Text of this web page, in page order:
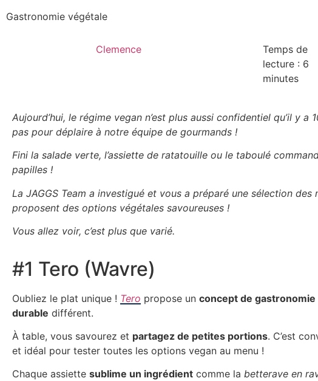
Gastronomie végétale
Clemence
Temps de
lecture : 6
minutes
Aujourd’hui, le régime vegan n’est plus aussi confidentiel qu’il y
pas pour déplaire à notre équipe de gourmands !
Fini la salade verte, l’assiette de ratatouille ou le taboulé
papilles !
La JAGGS Team a investigué et vous a préparé une sélection
proposent des options végétales savoureuses !
Vous allez voir, c’est plus que varié.
#1 Tero (Wavre)
Oubliez le plat unique ! Tero propose un concept de gastronomie
durable différent.
À table, vous savourez et partagez de petites portions. C’est
et idéal pour tester toutes les options vegan au menu !
Chaque assiette sublime un ingrédient comme la betterave en